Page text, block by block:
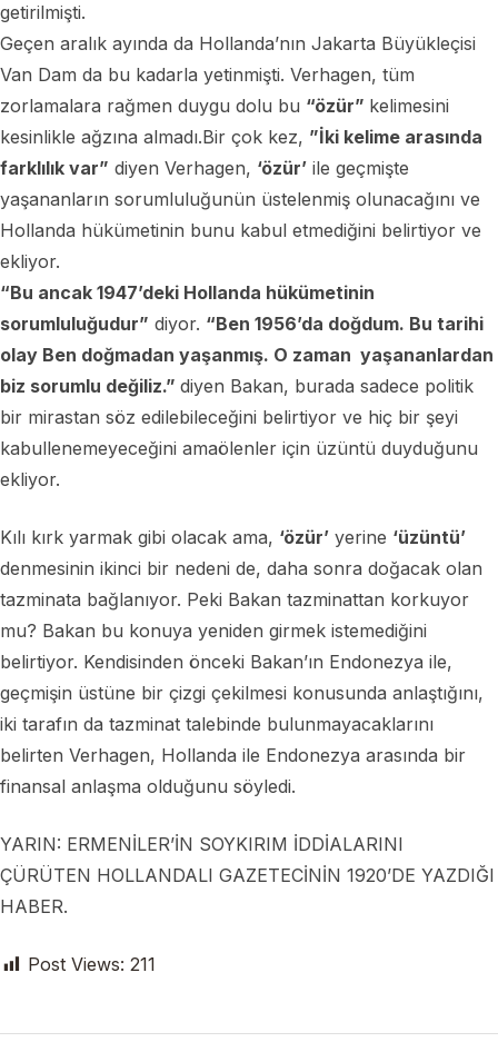
getirilmişti.
Geçen aralık ayında da Hollanda’nın Jakarta Büyükleçisi
Van Dam da bu kadarla yetinmişti. Verhagen, tüm
zorlamalara rağmen duygu dolu bu “özür” kelimesini
kesinlikle ağzına almadı.Bir çok kez, ”İki kelime arasında
farklılık var” diyen Verhagen, ‘özür’ ile geçmişte
yaşananların sorumluluğunün üstelenmiş olunacağını ve
Hollanda hükümetinin bunu kabul etmediğini belirtiyor ve
ekliyor.
“Bu ancak 1947’deki Hollanda hükümetinin
sorumluluğudur” diyor. “Ben 1956’da doğdum. Bu tarihi
olay Ben doğmadan yaşanmış. O zaman yaşananlardan
biz sorumlu değiliz.” diyen Bakan, burada sadece politik
bir mirastan söz edilebileceğini belirtiyor ve hiç bir şeyi
kabullenemeyeceğini amaölenler için üzüntü duyduğunu
ekliyor.
Kılı kırk yarmak gibi olacak ama, ‘özür’ yerine ‘üzüntü’
denmesinin ikinci bir nedeni de, daha sonra doğacak olan
tazminata bağlanıyor. Peki Bakan tazminattan korkuyor
mu? Bakan bu konuya yeniden girmek istemediğini
belirtiyor. Kendisinden önceki Bakan’ın Endonezya ile,
geçmişin üstüne bir çizgi çekilmesi konusunda anlaştığını,
iki tarafın da tazminat talebinde bulunmayacaklarını
belirten Verhagen, Hollanda ile Endonezya arasında bir
finansal anlaşma olduğunu söyledi.
YARIN: ERMENİLER’İN SOYKIRIM İDDİALARINI
ÇÜRÜTEN HOLLANDALI GAZETECİNİN 1920’DE YAZDIĞI
HABER.
Post Views: 211